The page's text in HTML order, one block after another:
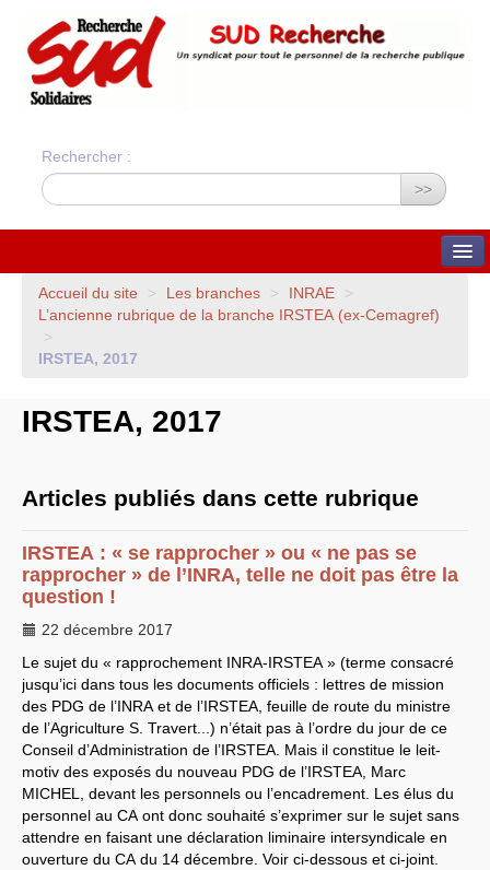
Rechercher :
>>
QUI SOMMES-NOUS ?
Nos valeurs
Statuts du syndicat
Statuts et charte
Orientations du syndicat
Union Syndicale
EXPRESSIONS SUD-RECH
Année 2025
Année 2024
Année 2023
congrès 2023 à Sète
Année 2021
Année 2020
Année 2019
Année 2018
Année 2017
Année 2016
Année 2015
année 2014
Année 2013
Année 2012
année 2011
Année 2010
Accueil du site > Les branches > INRAE
>
L’ancienne rubrique de la branche IRSTEA (ex-Cemagref)
>
IRSTEA, 2017
IRSTEA, 2017
Articles publiés dans cette rubrique
IRSTEA : « se rapprocher » ou « ne pas se
rapprocher » de l’INRA, telle ne doit pas être la
question !
22 décembre 2017
Le sujet du « rapprochement INRA-IRSTEA » (terme consacré
jusqu’ici dans tous les documents officiels : lettres de mission
des PDG de l’INRA et de l’IRSTEA , feuille de route du ministre
de l’Agriculture S. Travert...) n’était pas à l’ordre du jour de ce
Conseil d’Administration de l’IRSTEA . Mais il constitue le leit-
motiv des exposés du nouveau PDG de l’IRSTEA , Marc
MICHEL
, devant les personnels ou l’encadrement. Les élus du
personnel au CA ont donc souhaité s’exprimer sur le sujet sans
attendre en faisant une déclaration liminaire intersyndicale en
ouverture du CA du 14 décembre. Voir ci-dessous et ci-joint.